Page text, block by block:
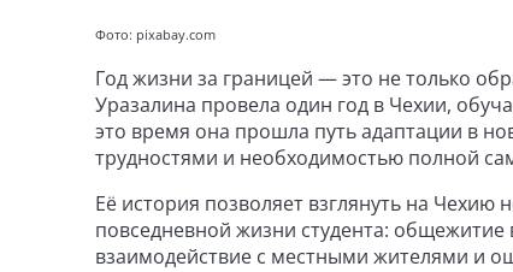
Фото: pixabay.com
Год жизни за границей — это не только
Уразалина провела один год в Чехии,
это время она прошла путь адаптации в
трудностями и необходимостью полной
Её история позволяет взглянуть на Чехию
повседневной жизни студента:
взаимодействие с местными жителями и